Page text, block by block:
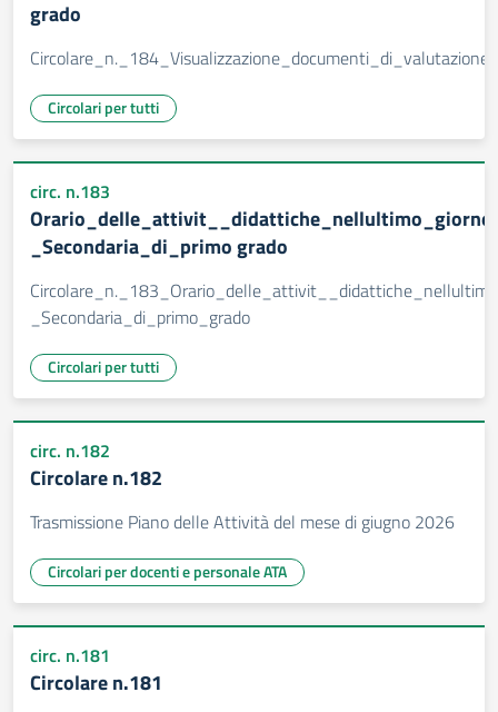
grado
Circolari per tutti
circ. n.183
_Secondaria_di_primo grado
_Secondaria_di_primo_grado
Circolari per tutti
circ. n.182
Circolare n.182
Trasmissione Piano delle Attività del mese di giugno 2026
Circolari per docenti e personale ATA
circ. n.181
Circolare n.181